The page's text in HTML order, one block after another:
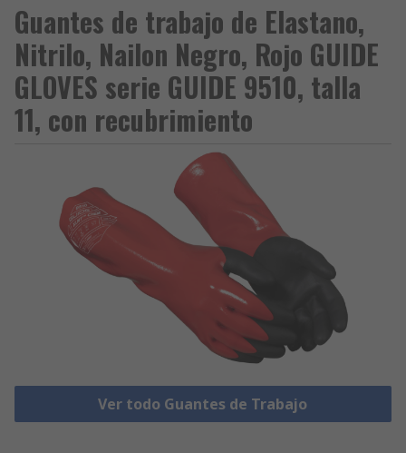
Guantes de trabajo de Elastano,
Nitrilo, Nailon Negro, Rojo GUIDE
GLOVES serie GUIDE 9510, talla
11, con recubrimiento
Ver todo Guantes de Trabajo